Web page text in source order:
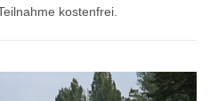
kostenfrei.